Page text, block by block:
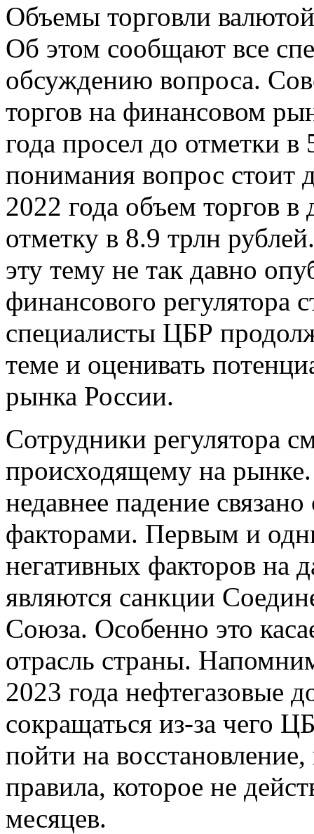
Объемы торговли
Об этом сообщают все
обсуждению вопроса.
торгов на финансовом
года просел до отметки
понимания вопрос стоит
2022 года объем торгов
отметку в 8.9 трлн
эту тему не так давно
финансового
специалисты ЦБР
теме и оценивать
рынка России.
Сотрудники регулятора
происходящему на
недавнее падение
факторами. Первым и
негативных факторов на
являются санкции
Союза. Особенно это
отрасль страны.
2023 года нефтегазовые
сокращаться из-за
пойти на
правила, которое не
месяцев.